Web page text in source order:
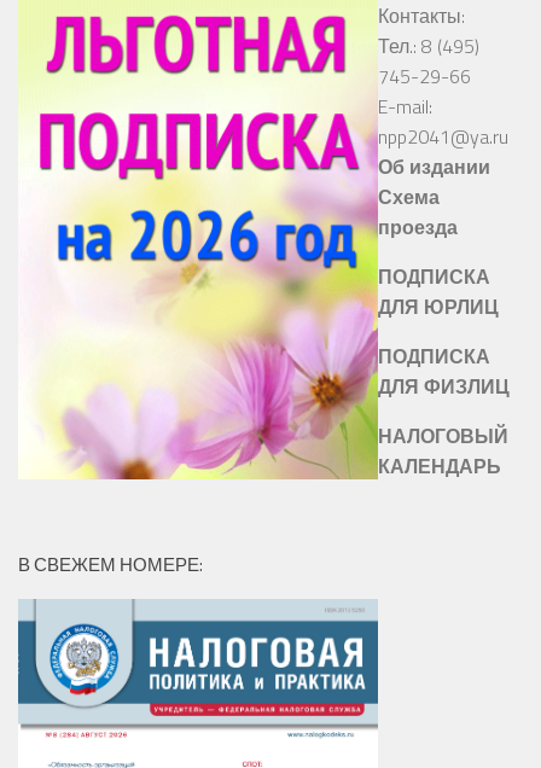
Контакты:
Тел.: 8 (495)
745-29-66
E-mail:
npp2041@ya.ru
Об издании
Схема
проезда
ПОДПИСКА
ДЛЯ ЮРЛИЦ
ПОДПИСКА
ДЛЯ ФИЗЛИЦ
НАЛОГОВЫЙ
КАЛЕНДАРЬ
В СВЕЖЕМ НОМЕРЕ: